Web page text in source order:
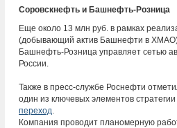
Соровскнефть и Башнефть-Розница
Еще около 13 млн руб. в рамках
(добывающий актив Башнефти в
Башнефть-Розница управляет сетью
России.
Также в пресс-службе Роснефти
один из ключевых элементов
переход.
Компания проводит планомерную